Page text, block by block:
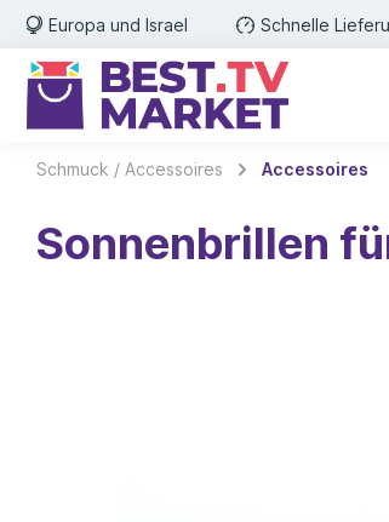
Europa und Israel Schnelle
Schmuck / Accessoires Accessoires
Sonnenbrillen